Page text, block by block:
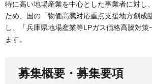
特に高い地場産業を中心とした事業者に対し
ため、国の「物価高騰対応重点支援地方創成
し、「兵庫県地場産業等LPガス価格高騰対策
ます。
募集概要・募集要項